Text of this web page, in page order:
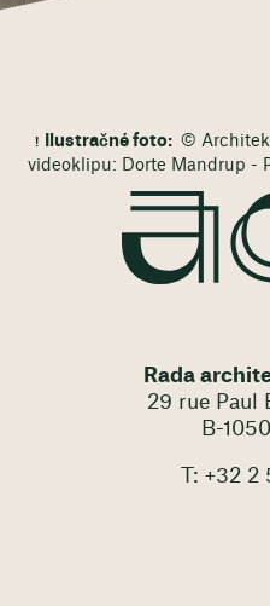
Ilustračné foto: ©
videoklipu: Dorte Mandrup -
Rada
29 rue Paul
B-
T: +32 2